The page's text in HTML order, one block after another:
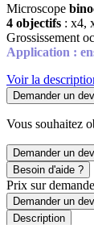
Microscope
4 objectifs : x4,
Grossissement
Application :
Voir la
Demander un
Vous souhaitez
Demander un
Besoin d'aide ?
Prix sur demande
Demander un
Description